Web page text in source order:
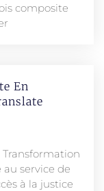
composite
En
Transformation
au service de
à la justice